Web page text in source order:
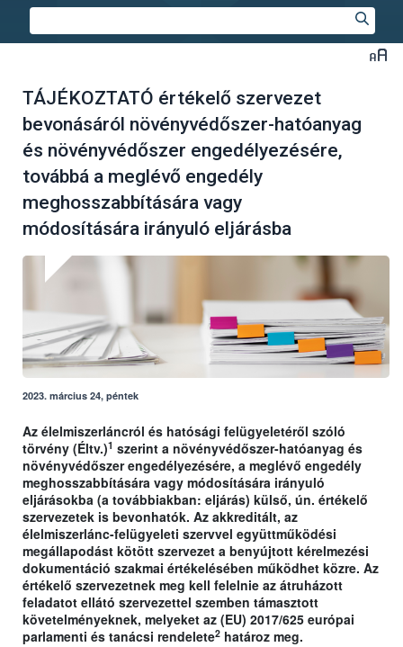
TÁJÉKOZTATÓ értékelő szervezet
bevonásáról növényvédőszer-hatóanyag
és növényvédőszer engedélyezésére,
továbbá a meglévő engedély
meghosszabbítására vagy
módosítására irányuló eljárásba
2023. március 24, péntek
Az élelmiszerláncról és hatósági felügyeletéről szóló
törvény (Éltv.)1 szerint a növényvédőszer-hatóanyag és
növényvédőszer engedélyezésére, a meglévő engedély
meghosszabbítására vagy módosítására irányuló
eljárásokba (a továbbiakban: eljárás) külső, ún. értékelő
szervezetek is bevonhatók. Az akkreditált, az
élelmiszerlánc-felügyeleti szervvel együttműködési
megállapodást kötött szervezet a benyújtott kérelmezési
dokumentáció szakmai értékelésében működhet közre. Az
értékelő szervezetnek meg kell felelnie az átruházott
feladatot ellátó szervezettel szemben támasztott
követelményeknek, melyeket az (EU) 2017/625 európai
parlamenti és tanácsi rendelete2 határoz meg.